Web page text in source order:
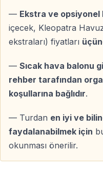
— Otelde 1 sabah
Fiyata Dahil Olmayanlar
— Pamukkale ve
— Kleopatra Antik
— Kişisel harcamalar
Önemli Bilgiler
— Program sırası hava
— Ekstra ve opsiyonel
içecek, Kleopatra
ekstraları) fiyatları
— Sıcak hava balonu
rehber tarafından
koşullarına bağlıdır.
— Turdan en iyi ve
faydalanabilmek için
okunması önerilir.